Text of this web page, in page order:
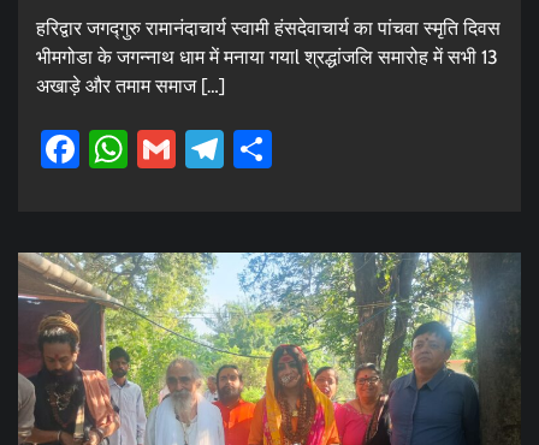
हरिद्वार जगद्गुरु रामानंदाचार्य स्वामी हंसदेवाचार्य का पांचवा स्मृति दिवस
भीमगोडा के जगन्नाथ धाम में मनाया गयाl श्रद्धांजलि समारोह में सभी 13
अखाड़े और तमाम समाज […]
Facebook
WhatsApp
GmailTelegram